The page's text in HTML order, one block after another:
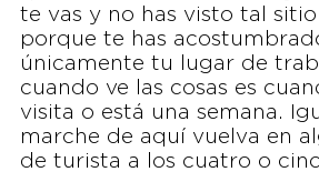
te vas y no has visto tal
porque te has
únicamente tu lugar de
cuando ve las cosas es
visita o está una semana.
marche de aquí vuelva en
de turista a los cuatro o